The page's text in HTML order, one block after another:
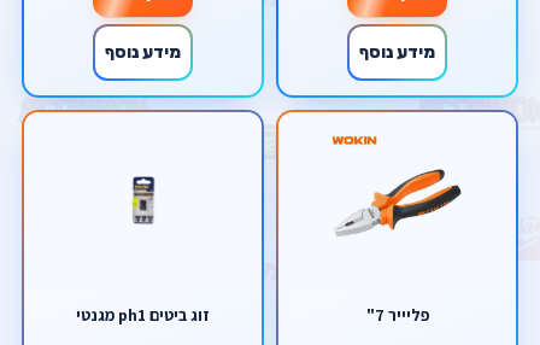
מידע נוסף מידע נוסף
פליייר 7" זוג ביטים ph1 מגנטי